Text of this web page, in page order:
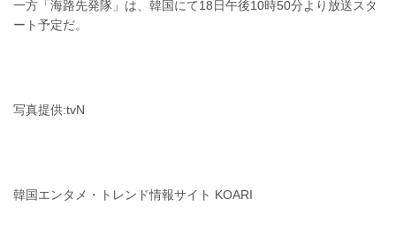
一方「海路先発隊」は、韓国にて18日午後10時50分より放送スタ
ート予定だ。
写真提供:tvN
韓国エンタメ・トレンド情報サイト KOARI